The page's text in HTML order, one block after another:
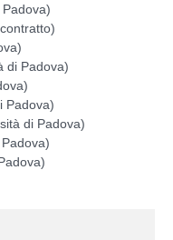
di Padova)
Padova)
di Padova)